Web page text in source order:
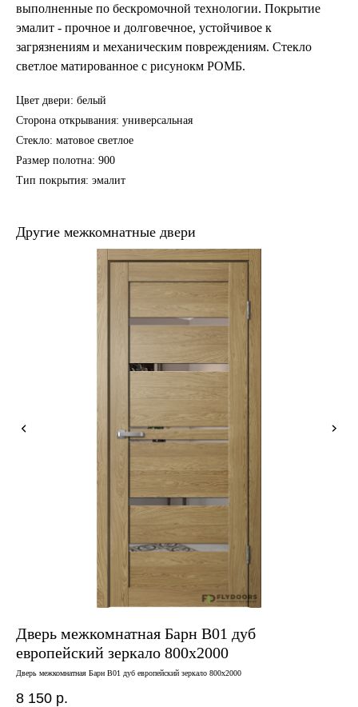
выполненные по бескромочной технологии. Покрытие
эмалит - прочное и долговечное, устойчивое к
загрязнениям и механическим повреждениям. Стекло
светлое матированное с рисунокм РОМБ.
Цвет двери: белый
Сторона открывания: универсальная
Стекло: матовое светлое
Размер полотна: 900
Тип покрытия: эмалит
Другие межкомнатные двери
Дверь межкомнатная Барн B01 дуб
европейский зеркало 800х2000
Дверь межкомнатная Барн B01 дуб европейский зеркало 800х2000
8 150 р.